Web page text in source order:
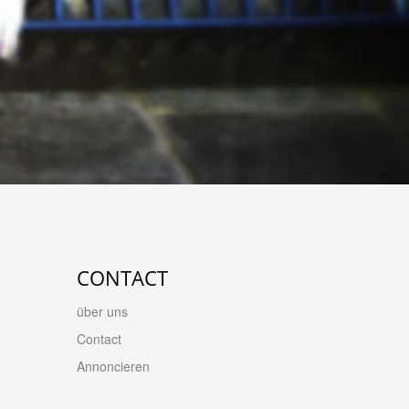
CONTACT
über uns
Contact
Annoncieren